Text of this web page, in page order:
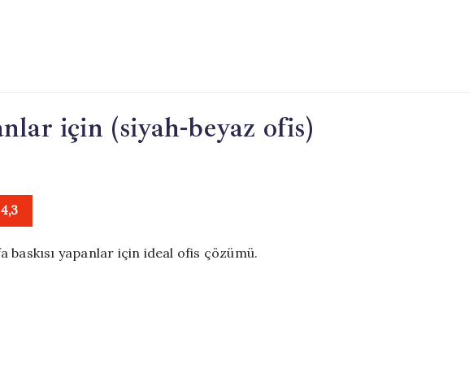
için (siyah-beyaz ofis)
4,3
baskısı yapanlar için ideal ofis çözümü.